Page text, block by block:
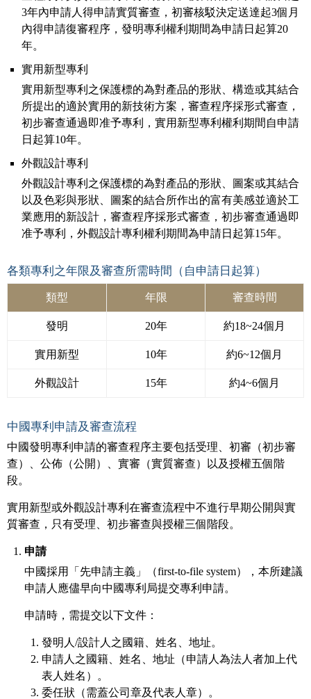
3年內申請人得申請實質審查，初審核駁決定送達起3個月
內得申請復審程序，發明專利權利期間為申請日起算20
年。
實用新型專利
實用新型專利之保護標的為對產品的形狀、構造或其結合
所提出的適於實用的新技術方案，審查程序採形式審查，
初步審查通過即准予專利，實用新型專利權利期間自申請
日起算10年。
外觀設計專利
外觀設計專利之保護標的為對產品的形狀、圖案或其結合
以及色彩與形狀、圖案的結合所作出的富有美感並適於工
業應用的新設計，審查程序採形式審查，初步審查通過即
准予專利，外觀設計專利權利期間為申請日起算15年。
各類專利之年限及審查所需時間（自申請日起算）
類型 年限 審查時間
發明 20年 約18~24個月
實用新型 10年 約6~12個月
外觀設計 15年 約4~6個月
中國專利申請及審查流程
中國發明專利申請的審查程序主要包括受理、初審（初步審
查）、公佈（公開）、實審（實質審查）以及授權五個階
段。
實用新型或外觀設計專利在審查流程中不進行早期公開與實
質審查，只有受理、初步審查與授權三個階段。
申請
中國採用「先申請主義」（first-to-file system），本所建議
申請人應儘早向中國專利局提交專利申請。
申請時，需提交以下文件：
發明人/設計人之國籍、姓名、地址。
申請人之國籍、姓名、地址（申請人為法人者加上代
表人姓名）。
委任狀（需蓋公司章及代表人章）。